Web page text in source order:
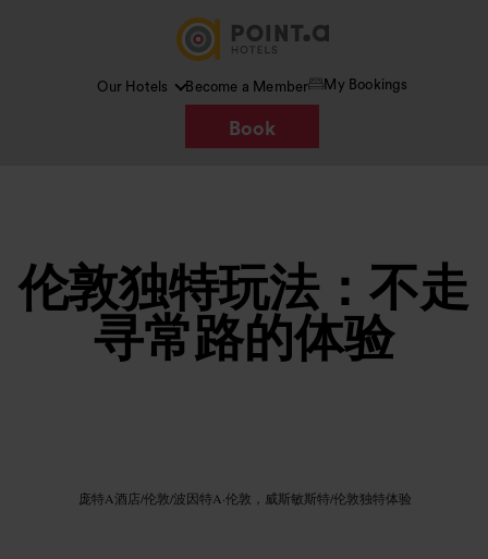
Our Hotels Become a Member My Bookings
Book
伦敦独特玩法：不走
寻常路的体验
庞特A酒店/伦敦/波因特A·伦敦，威斯敏斯特/伦敦独特体验